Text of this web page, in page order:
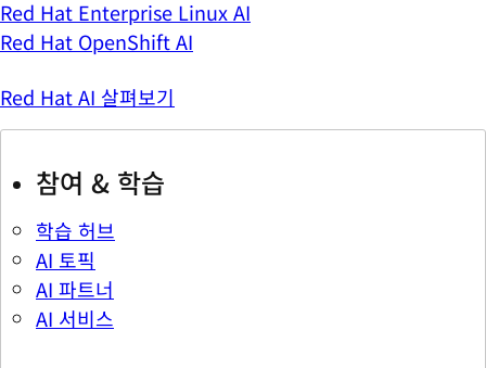
Red Hat Enterprise Linux AI
Red Hat OpenShift AI
Red Hat AI 살펴보기
참여 & 학습
학습 허브
AI 토픽
AI 파트너
AI 서비스